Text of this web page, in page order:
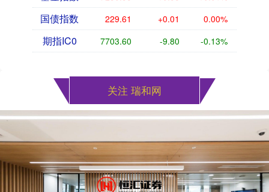
国债指数 229.61 +0.01 0.00%
期指IC0 7703.60 -9.80 -0.13%
关注 瑞和网